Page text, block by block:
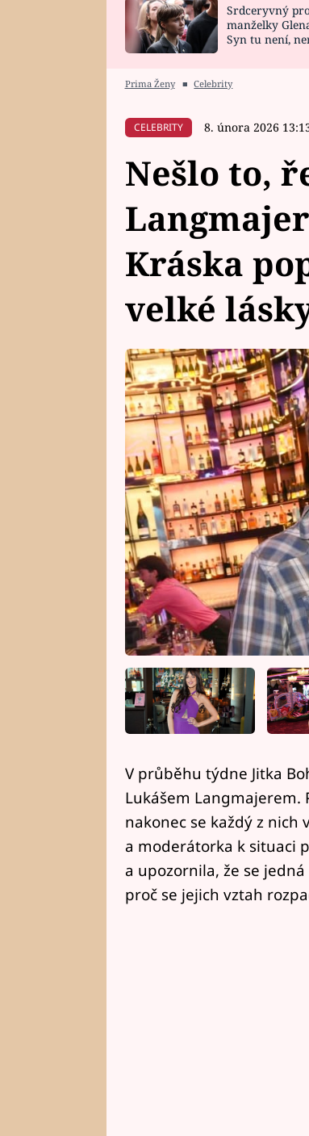
HOROSKOP NA
VAŘENÍ
Srdceryvný
manželky
Syn tu není,
Prima Ženy ■ Celebrity
CELEBRITY 8. února 2026
Nešlo to,
Kráska
velké
V průběhu týdne Jitka
Lukášem Langmajerem.
nakonec se každý z nich
a moderátorka k situaci
a upozornila, že se
proč se jejich vztah